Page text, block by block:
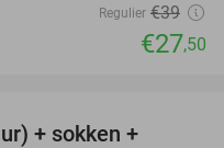
Regulier €39
€27,50
+ sokken +